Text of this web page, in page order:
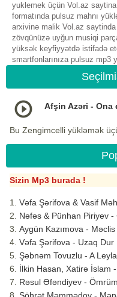
yuklemek üçün Vol.az
formatında pulsuz mahnı
arxivinə malik Vol.az
zövqünüzə uyğun musiqi
yüksək keyfiyyətdə istifadə
smartfonlarınıza pulsuz mp3
Afşin Azəri - Ona
Bu Zengimcelli yükləmək
Sizin Mp3 burada !
Vəfa Şərifova & Vasif
Nəfəs & Pünhan Piriyev
Aygün Kazımova - Məclis
Vəfa Şərifova - Uzaq Dur
Şəbnəm Tovuzlu - A
İlkin Hasan, Xatirə İslam
Rəsul Əfəndiyev - Ömrüm